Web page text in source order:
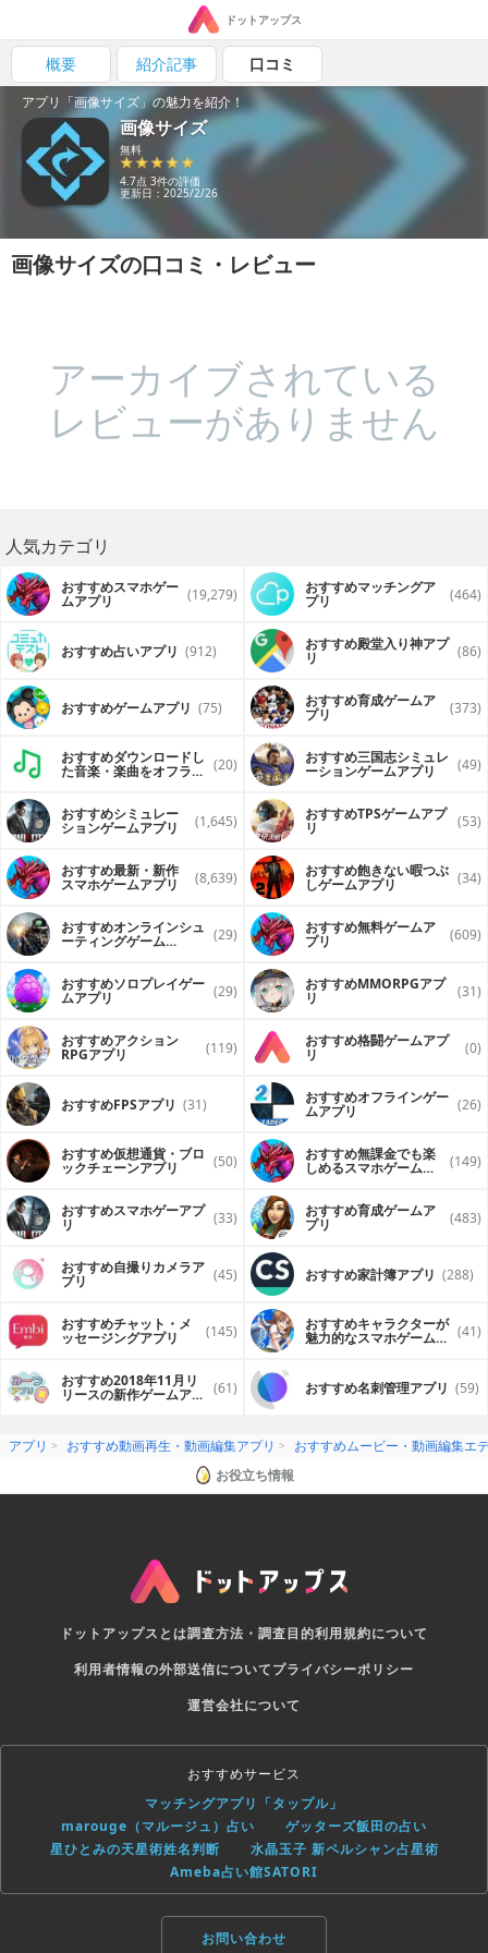
ドットアップス
概要 紹介記事 口コミ
アプリ「画像サイズ」の魅力を紹介！
画像サイズ
無料
4.7点 3件の評価
更新日：2025/2/26
画像サイズの口コミ・レビュー
アーカイブされている
レビューがありません
人気カテゴリ
おすすめスマホゲー
ムアプリ (19,279) おすすめマッチングア
プリ (464)
おすすめ占いアプリ (912) おすすめ殿堂入り神アプ
リ (86)
おすすめゲームアプリ (75) おすすめ育成ゲームア
プリ (373)
おすすめダウンロードし
た音楽・楽曲をオフライ (20) おすすめ三国志シミュレ
ーションゲームアプリ (49)
おすすめシミュレー
ションゲームアプリ (1,645) おすすめTPSゲームアプ
リ (53)
おすすめ最新・新作
スマホゲームアプリ (8,639) おすすめ飽きない暇つぶ
しゲームアプリ (34)
おすすめオンラインシュ
ーティングゲーム (29) おすすめ無料ゲームア
プリ (609)
おすすめソロプレイゲー
ムアプリ (29) おすすめ MMORPGアプ
リ (31)
おすすめアクション
RPGアプリ (119) おすすめ格闘ゲームアプ
リ (0)
おすすめFPSアプリ (31) おすすめオフラインゲー
ムアプリ (26)
おすすめ仮想通貨・ブロ
ックチェーンアプリ (50) おすすめ無課金でも楽
しめるスマホゲームア (149)
おすすめスマホゲーアプ
リ (33) おすすめ育成ゲームア
プリ (483)
おすすめ自撮りカメラア
プリ (45) おすすめ家計簿アプリ (288)
おすすめチャット・メ
ッセージングアプリ (145) おすすめキャラクターが
魅力的なスマホゲームア (41)
おすすめ2018年11月リ
リースの新作ゲームアプ (61) おすすめ名刺管理アプリ (59)
アプリ おすすめ動画再生・動画編集アプリ
おすすめムービー・動画編集エ
お役立ち情報
ドットアップスとは調査方法・調査目的利用規約について
利用者情報の外部送信についてプライバシーポリシー
運営会社について
おすすめサービス
マッチングアプリ「タップル」
marouge（マルージュ）占い
ゲッターズ飯田の占い
星ひとみの天星術姓名判断
水晶玉子 新ペルシャン占星術
Ameba占い館SATORI
お問い合わせ